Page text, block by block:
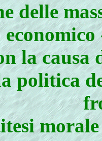
delle
la causa
politica